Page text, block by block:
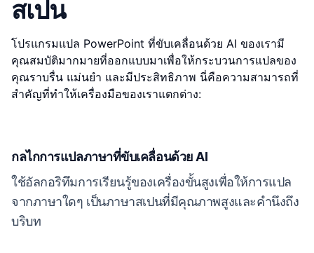
สเปน
โปรแกรมแปล PowerPoint ที่ขับเคลื่อนด้วย AI ของเรามี
คุณสมบัติมากมายที่ออกแบบมาเพื่อให้กระบวนการแปลของ
คุณราบรื่น แม่นยำ และมีประสิทธิภาพ นี่คือความสามารถที่
สำคัญที่ทำให้เครื่องมือของเราแตกต่าง:
กลไกการแปลภาษาที่ขับเคลื่อนด้วย AI
ใช้อัลกอริทึมการเรียนรู้ของเครื่องขั้นสูงเพื่อให้การแปล
จากภาษาใดๆ เป็นภาษาสเปนที่มีคุณภาพสูงและคำนึงถึง
บริบท